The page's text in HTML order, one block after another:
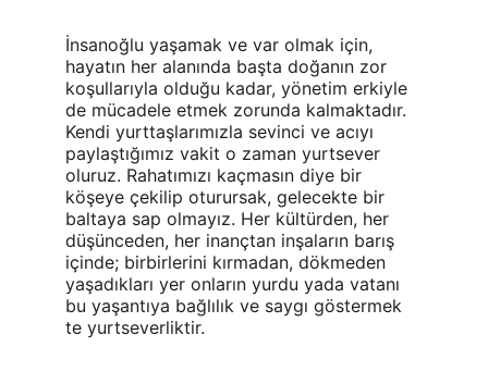
İnsanoğlu yaşamak ve var olmak için,
hayatın her alanında başta doğanın zor
koşullarıyla olduğu kadar, yönetim erkiyle
de mücadele etmek zorunda kalmaktadır.
Kendi yurttaşlarımızla sevinci ve acıyı
paylaştığımız vakit o zaman yurtsever
oluruz. Rahatımızı kaçmasın diye bir
köşeye çekilip oturursak, gelecekte bir
baltaya sap olmayız. Her kültürden, her
düşünceden, her inançtan inşaların barış
içinde; birbirlerini kırmadan, dökmeden
yaşadıkları yer onların yurdu yada vatanı
bu yaşantıya bağlılık ve saygı göstermek
te yurtseverliktir.